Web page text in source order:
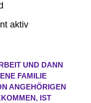
aktiv
UND DANN
FAMILIE
ANGEHÖRIGEN
IST